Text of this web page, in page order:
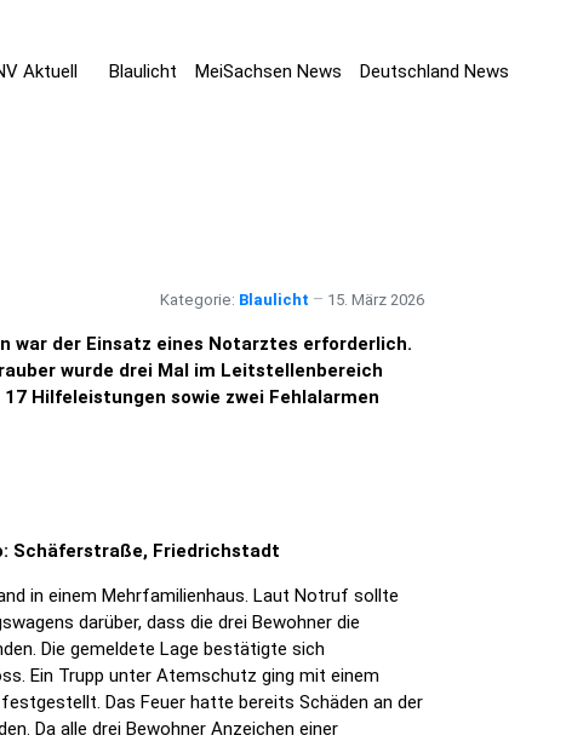
Aktuell Blaulicht MeiSachsen News Deutschland News
Kategorie: Blaulicht 15. März 2026
war der Einsatz eines Notarztes erforderlich.
wurde drei Mal im Leitstellenbereich
Hilfeleistungen sowie zwei Fehlalarmen
Schäferstraße, Friedrichstadt
in einem Mehrfamilienhaus. Laut Notruf sollte
darüber, dass die drei Bewohner die
Die gemeldete Lage bestätigte sich
Ein Trupp unter Atemschutz ging mit einem
Das Feuer hatte bereits Schäden an der
Da alle drei Bewohner Anzeichen einer